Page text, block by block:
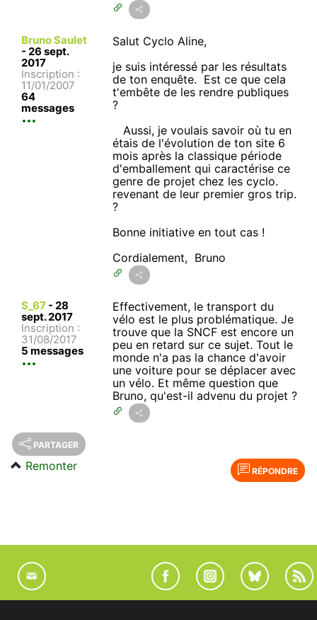
Bruno Saulet
- 26 sept.
2017
Inscription :
11/01/2007
64
messages
Salut Cyclo Aline,
je suis intéressé par les résultats
de ton enquête. Est ce que cela
t'embête de les rendre publiques
?
Aussi, je voulais savoir où tu en
étais de l'évolution de ton site 6
mois après la classique période
d'emballement qui caractérise ce
genre de projet chez les cyclo.
revenant de leur premier gros trip.
?
Bonne initiative en tout cas !
Cordialement, Bruno
S_67 - 28
sept. 2017
Inscription :
31/08/2017
5 messages
Effectivement, le transport du
vélo est le plus problématique. Je
trouve que la SNCF est encore un
peu en retard sur ce sujet. Tout le
monde n'a pas la chance d'avoir
une voiture pour se déplacer avec
un vélo. Et même question que
Bruno, qu'est-il advenu du projet ?
PARTAGER
RÉPONDRE
Remonter